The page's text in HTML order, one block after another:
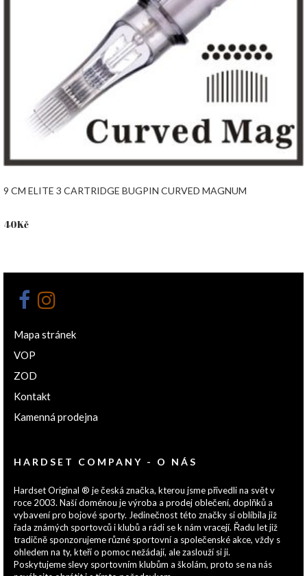
9 CM ELITE 3 CARTRIDGE BUGPIN CURVED MAGNUM
40Kč
Mapa stránek
VOP
ZOD
Kontakt
Kamenná prodejna
HARDSET COMPANY - O NÁS
Hardset Original ® je česká značka, kterou jsme přivedli na svět v
roce 2003. Naší doménou je výroba a prodej oblečení, doplňků a
vybavení pro bojové sporty. Jedinečnost této značky si oblíbila již
řada známých sportovců i klubů a rádi se k nám vracejí. Řadu let již
tradičně sponzorujeme různé sportovní a společenské akce, vždy s
ohledem na ty, kteří o pomoc nežádají, ale zaslouží si ji.
Poskytujeme slevy sportovním klubům a školám, proto se na nás